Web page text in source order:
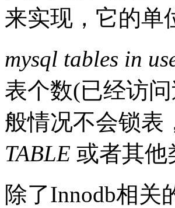
来实现，它的单
mysql tables in
表个数(已经访
般情况不会锁表
TABLE 或者其他
除了Innodb相关